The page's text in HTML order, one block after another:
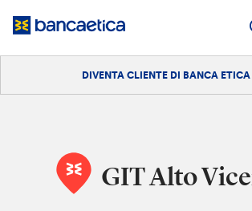
DIVENTA CLIENTE DI BANCA ETICA
GIT Alto